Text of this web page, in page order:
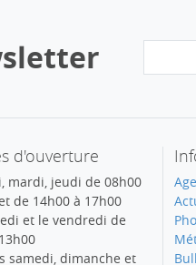
d'ouverture
mardi, jeudi de 08h00
de 14h00 à 17h00
et le vendredi de
samedi, dimanche et